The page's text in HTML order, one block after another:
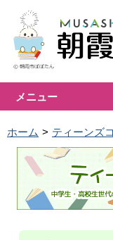
メニュー
ホーム ティーンズ